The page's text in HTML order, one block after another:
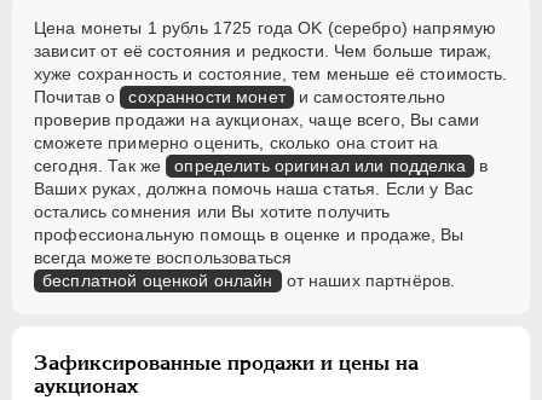
Цена монеты 1 рубль 1725 года OK (серебро) напрямую
зависит от её состояния и редкости. Чем больше тираж,
хуже сохранность и состояние, тем меньше её стоимость.
Почитав о сохранности монет и самостоятельно
проверив продажи на аукционах, чаще всего, Вы сами
сможете примерно оценить, сколько она стоит на
сегодня. Так же определить оригинал или подделка в
Ваших руках, должна помочь наша статья. Если у Вас
остались сомнения или Вы хотите получить
профессиональную помощь в оценке и продаже, Вы
всегда можете воспользоваться
бесплатной оценкой онлайн от наших партнёров.
Зафиксированные продажи и цены на
аукционах